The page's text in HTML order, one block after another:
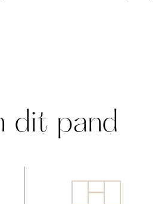
dit pand